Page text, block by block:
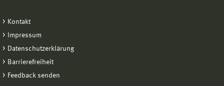
Kontakt
Impressum
Datenschutzerklärung
Barrierefreiheit
Feedback senden